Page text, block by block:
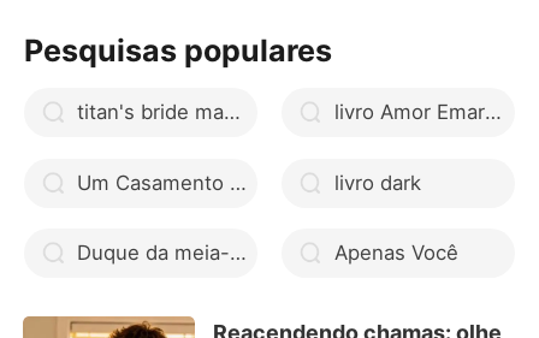
cidade muito pequena, foi pai muito j
Pesquisas populares
titan's bride manga livro Amor Emaranhado do Destino pdf
Um Casamento de Conveniência com o CEO livro dark
Duque da meia-noite de Tessa Dare Apenas Você